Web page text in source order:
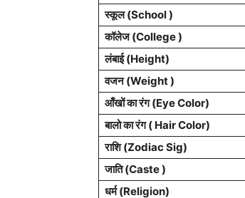
स्कूल (School )
कॉलेज (College )
लंबाई (Height)
वजन (Weight )
आँखों का रंग (Eye Color)
बालो का रंग ( Hair Color)
राशि (Zodiac Sig)
जाति (Caste )
धर्म (Religion)